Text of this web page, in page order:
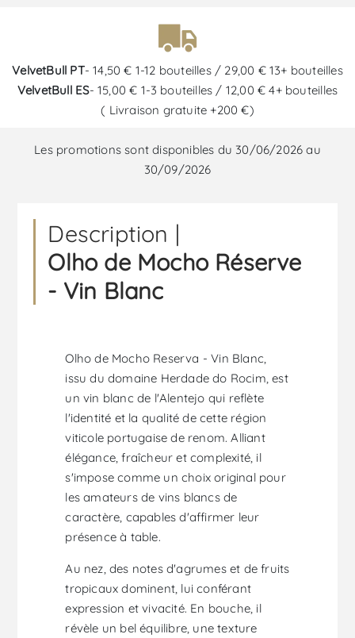
VelvetBull PT- 14,50 € 1-12 bouteilles / 29,00 € 13+ bouteilles
VelvetBull ES- 15,00 € 1-3 bouteilles / 12,00 € 4+ bouteilles
( Livraison gratuite +200 €)
Les promotions sont disponibles du 30/06/2026 au
30/09/2026
Description |
Olho de Mocho Réserve
- Vin Blanc
Olho de Mocho Reserva - Vin Blanc,
issu du domaine Herdade do Rocim, est
un vin blanc de l'Alentejo qui reflète
l'identité et la qualité de cette région
viticole portugaise de renom. Alliant
élégance, fraîcheur et complexité, il
s'impose comme un choix original pour
les amateurs de vins blancs de
caractère, capables d'affirmer leur
présence à table.
Au nez, des notes d'agrumes et de fruits
tropicaux dominent, lui conférant
expression et vivacité. En bouche, il
révèle un bel équilibre, une texture